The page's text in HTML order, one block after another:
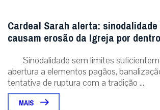
Cardeal Sarah alerta:
causam erosão da Igreja por dentro
Sinodalidade sem limites
abertura a elementos pagãos,
tentativa de ruptura com a tradição ...
MAIS